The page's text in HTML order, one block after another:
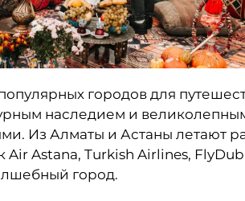
городов для
наследием и
Из Алматы и Астаны летают
Air Astana, Turkish Airlines,
город.